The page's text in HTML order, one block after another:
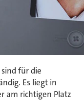
für die
Es liegt in
am richtigen Platz